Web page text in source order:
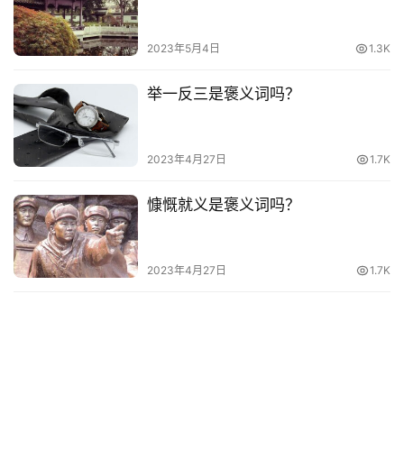
电
影
词
其
他
词
语
2023年5月4日 1.3K
举一反三是褒义词吗？
2023年4月27日 1.7K
慷慨就义是褒义词吗？
2023年4月27日 1.7K